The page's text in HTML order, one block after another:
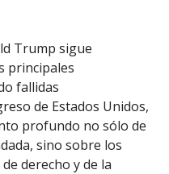
Trump sigue
principales
fallidas
de Estados Unidos,
profundo no sólo de
sino sobre los
derecho y de la